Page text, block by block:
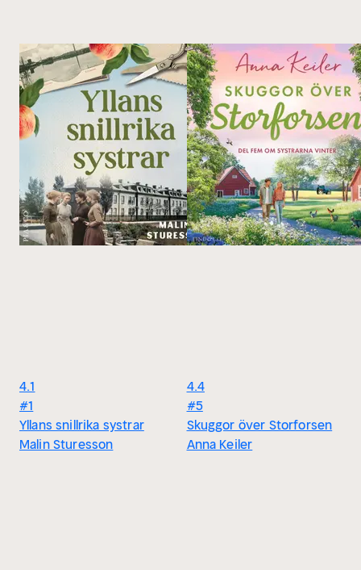
4.1
#1
Yllans snillrika systrar
Malin Sturesson
4.4
#5
Skuggor över Storforsen
Anna Keiler